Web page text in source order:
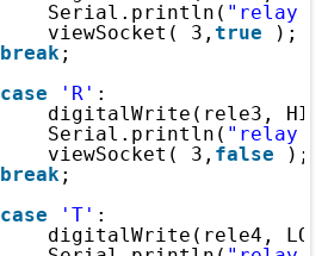
Serial.println( "relay 3
viewSocket( 3, true
);
break ;
case
'R' :
digitalWrite(rele3,
Serial.println( "relay
viewSocket( 3, false
);
break ;
case
'T' :
digitalWrite(rele4,